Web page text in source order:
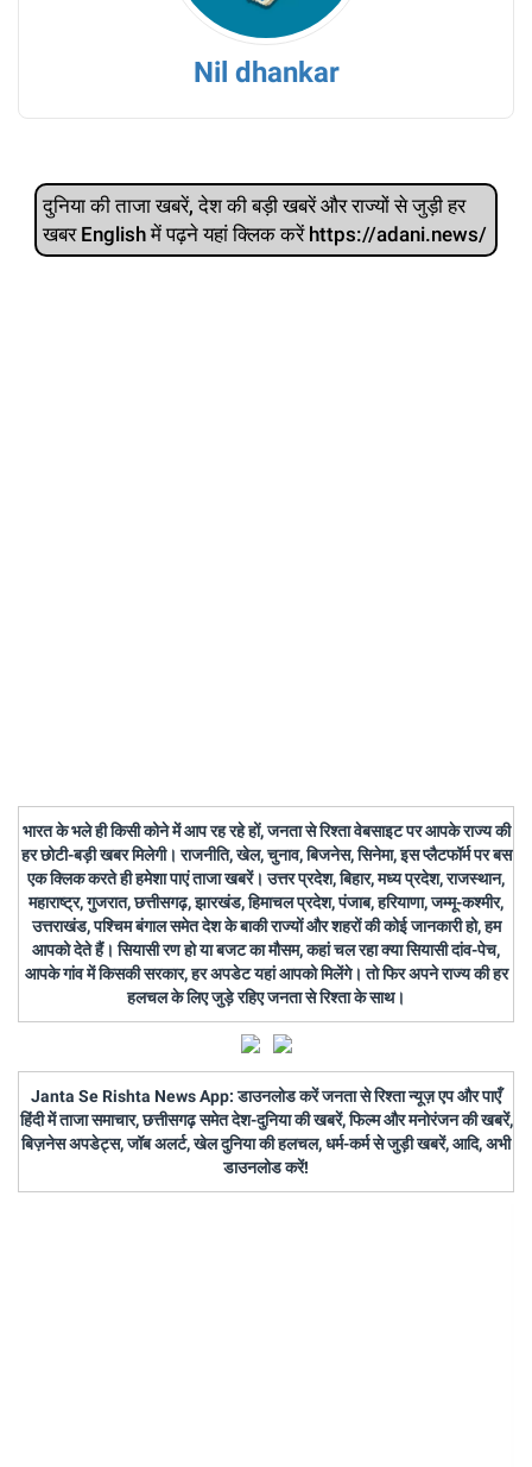
Nil dhankar
दुनिया की ताजा खबरें, देश की बड़ी खबरें और राज्‍यों से जुड़ी हर
खबर English में पढ़ने यहां क्लिक करें https://adani.news/
भारत के भले ही किसी कोने में आप रह रहे हों, जनता से रिश्ता वेबसाइट पर आपके राज्य की
हर छोटी-बड़ी खबर मिलेगी। राजनीति, खेल, चुनाव, बिजनेस, सिनेमा, इस प्लैटफॉर्म पर बस
एक क्लिक करते ही हमेशा पाएं ताजा खबरें। उत्तर प्रदेश, बिहार, मध्य प्रदेश, राजस्थान,
महाराष्ट्र, गुजरात, छत्तीसगढ़, झारखंड, हिमाचल प्रदेश, पंजाब, हरियाणा, जम्मू-कश्मीर,
उत्तराखंड, पश्चिम बंगाल समेत देश के बाकी राज्यों और शहरों की कोई जानकारी हो, हम
आपको देते हैं। सियासी रण हो या बजट का मौसम, कहां चल रहा क्या सियासी दांव-पेच,
आपके गांव में किसकी सरकार, हर अपडेट यहां आपको मिलेंगे। तो फिर अपने राज्य की हर
हलचल के लिए जुड़े रहिए जनता से रिश्ता के साथ।
Janta Se Rishta News App: डाउनलोड करें जनता से रिश्ता न्यूज़ एप और पाएँ
हिंदी में ताजा समाचार, छत्तीसगढ़ समेत देश-दुनिया की खबरें, फिल्म और मनोरंजन की खबरें,
बिज़नेस अपडेट्स, जॉब अलर्ट, खेल दुनिया की हलचल, धर्म-कर्म से जुड़ी खबरें, आदि, अभी
डाउनलोड करें!